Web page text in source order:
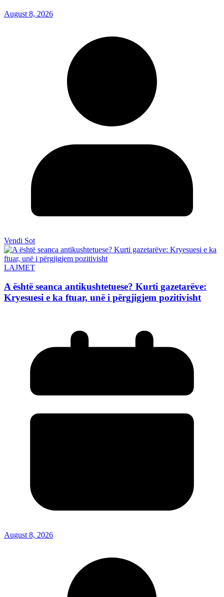
August 8, 2026
Vendi Sot
LAJMET
A është seanca antikushtetuese? Kurti gazetarëve:
Kryesuesi e ka ftuar, unë i përgjigjem pozitivisht
August 8, 2026